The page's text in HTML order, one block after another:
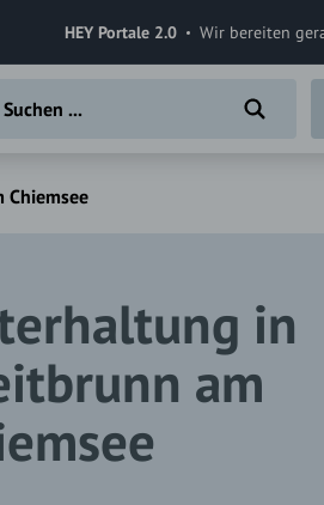
HEY Portale 2.0 Wir bereiten
Chiemsee
in
am